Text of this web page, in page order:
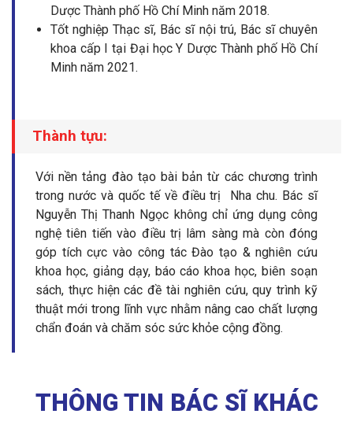
Dược Thành phố Hồ Chí Minh năm 2018.
Tốt nghiệp Thạc sĩ, Bác sĩ nội trú, Bác sĩ chuyên
khoa cấp I tại Đại học Y Dược Thành phố Hồ Chí
Minh năm 2021.
Thành tựu:
Với nền tảng đào tạo bài bản từ các chương trình
trong nước và quốc tế về điều trị Nha chu. Bác sĩ
Nguyễn Thị Thanh Ngọc không chỉ ứng dụng công
nghệ tiên tiến vào điều trị lâm sàng mà còn đóng
góp tích cực vào công tác Đào tạo & nghiên cứu
khoa học, giảng dạy, báo cáo khoa học, biên soạn
sách, thực hiện các đề tài nghiên cứu, quy trình kỹ
thuật mới trong lĩnh vực nhằm nâng cao chất lượng
chẩn đoán và chăm sóc sức khỏe cộng đồng.
THÔNG TIN BÁC SĨ KHÁC